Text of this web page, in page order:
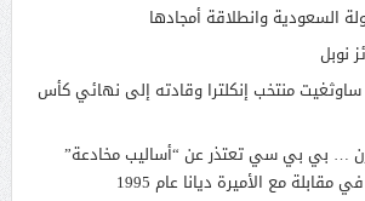
السعودية وانطلاقة أمجادها
نوبل
منتخب إنكلترا وقادته إلى نهائي كأس
… بي بي سي تعتذر عن “أساليب مخادعة”
مع الأميرة ديانا عام 1995